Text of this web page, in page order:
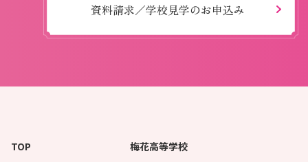
資料請求／学校見学のお申込み
TOP
梅花高等学校